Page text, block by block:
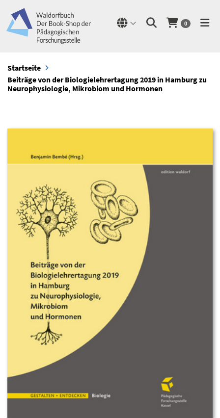
0
Startseite
Beiträge von der Biologielehrertagung 2019 in Hamburg zu
Neurophysiologie, Mikrobiom und Hormonen